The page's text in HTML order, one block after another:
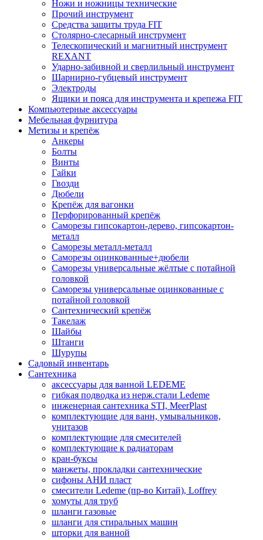
Ножи и ножницы технические
Прочий инструмент
Средства защиты труда FIT
Столярно-слесарный инструмент
Телескопический и магнитный инструмент
REXANT
Ударно-забивной и сверлильный инструмент
Шарнирно-губцевый инструмент
Электроды
Ящики и пояса для инструмента и крепежа FIT
Компьютерные аксессуары
Мебельная фурнитура
Метизы и крепёж
Анкеры
Болты
Винты
Гайки
Гвозди
Дюбели
Крепёж для вагонки
Перфорированный крепёж
Саморезы гипсокартон-дерево, гипсокартон-
металл
Саморезы металл-металл
Саморезы оцинкованные+дюбели
Саморезы универсальные жёлтые с потайной
головкой
Саморезы универсальные оцинкованные с
потайной головкой
Сантехнический крепёж
Такелаж
Шайбы
Штанги
Шурупы
Садовый инвентарь
Сантехника
аксессуары для ванной LEDEME
гибкая подводка из нерж.стали Ledeme
инженерная сантехника STI, MeerPlast
комплектующие для ванн, умывальников,
унитазов
комплектующие для смесителей
комплектующие к радиаторам
кран-буксы
манжеты, прокладки сантехнические
сифоны АНИ пласт
смесители Ledeme (пр-во Китай), Loffrey
хомуты для труб
шланги газовые
шланги для стиральных машин
шторки для ванной